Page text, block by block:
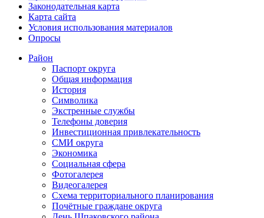
Законодательная карта
Карта сайта
Условия использования материалов
Опросы
Район
Паспорт округа
Общая информация
История
Символика
Экстренные службы
Телефоны доверия
Инвестиционная привлекательность
СМИ округа
Экономика
Социальная сфера
Фотогалерея
Видеогалерея
Схема территориального планирования
Почётные граждане округа